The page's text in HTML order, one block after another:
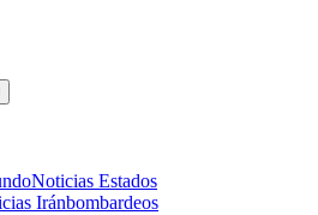
Noticias Estados
Iránbombardeos